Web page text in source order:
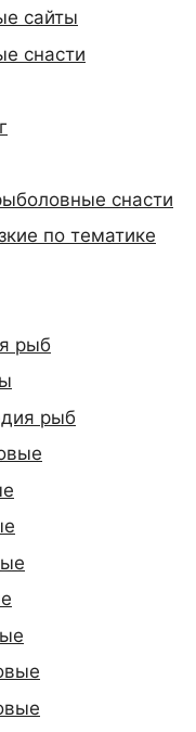
сайты
снасти
снасти
по тематике
рыб
рыб